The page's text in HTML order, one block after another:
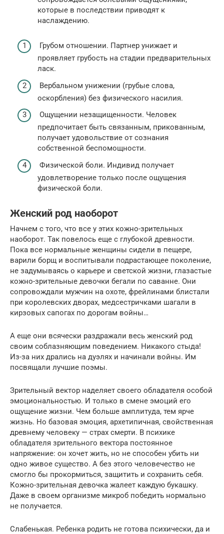
которые в последствии приводят к
наслаждению.
Грубом отношении. Партнер унижает и
проявляет грубость на стадии предварительных
ласк.
Вербальном унижении (грубые слова,
оскорбления) без физического насилия.
Ощущении незащищенности. Человек
предпочитает быть связанным, прикованным,
получает удовольствие от сознания
собственной беспомощности.
Физической боли. Индивид получает
удовлетворение только после ощущения
физической боли.
Женский род наоборот
Начнем с того, что все у этих кожно-зрительных
наоборот. Так повелось еще с глубокой древности.
Пока все нормальные женщины сидели в пещере,
варили борщ и воспитывали подрастающее поколение,
не задумываясь о карьере и светской жизни, глазастые
кожно-зрительные девочки бегали по саванне. Они
сопровождали мужчин на охоте, фрейлинами блистали
при королевских дворах, медсестричками шагали в
кирзовых сапогах по дорогам войны…
А еще они всячески раздражали весь женский род
своим соблазняющим поведением. Никакого стыда!
Из-за них дрались на дуэлях и начинали войны. Им
посвящали лучшие поэмы.
Зрительный вектор наделяет своего обладателя особой
эмоциональностью. И только в смене эмоций его
ощущение жизни. Чем больше амплитуда, тем ярче
жизнь. Но базовая эмоция, архетипичная, свойственная
древнему человеку — страх смерти. В психике
обладателя зрительного вектора постоянное
напряжение: он хочет жить, но не способен убить ни
одно живое существо. А без этого человечество не
смогло бы прокормиться, защитить и сохранить себя.
Кожно-зрительная девочка жалеет каждую букашку.
Даже в своем организме микроб победить нормально
не получается.
Слабенькая. Ребенка родить не готова психически, да и